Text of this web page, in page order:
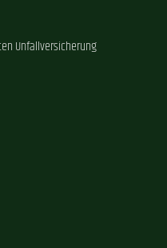
Unfallversicherung